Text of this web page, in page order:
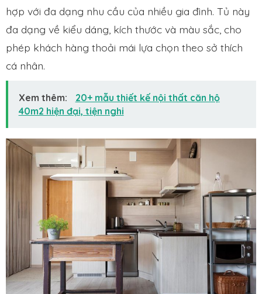
hợp với đa dạng nhu cầu của nhiều gia đình. Tủ này
đa dạng về kiểu dáng, kích thước và màu sắc, cho
phép khách hàng thoải mái lựa chọn theo sở thích
cá nhân.
Xem thêm:
20+ mẫu thiết kế nội thất căn hộ
40m2 hiện đại, tiện nghi